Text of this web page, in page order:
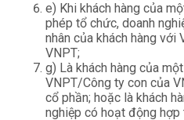
e) Khi khách hàng của
phép tổ chức, doanh
nhân của khách hàng với
VNPT;
g) Là khách hàng của
VNPT/Công ty con của
cổ phần; hoặc là khách
nghiệp có hoạt động